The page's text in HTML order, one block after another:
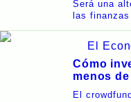
Será una
las finanzas
El
Cómo
menos de
El